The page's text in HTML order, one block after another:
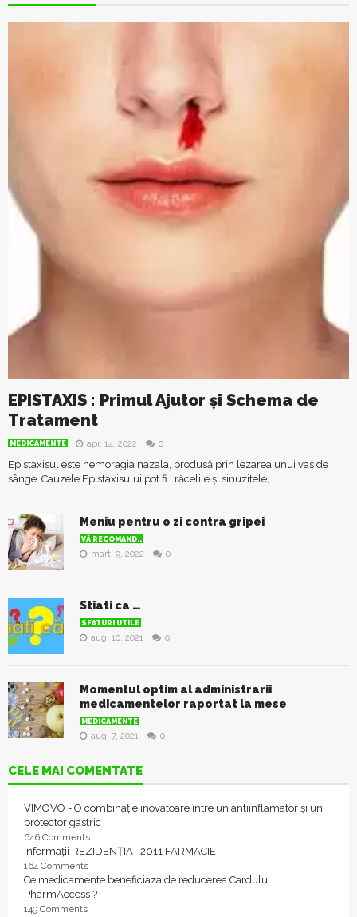
EPISTAXIS : Primul Ajutor și Schema de
Tratament
MEDICAMENTE apr. 14, 2022 0
Epistaxisul este hemoragia nazala, produsă prin lezarea unui vas de
sânge. Cauzele Epistaxisului pot fi : răcelile și sinuzitele,...
Meniu pentru o zi contra gripei
VĂ RECOMAND..
mart. 9, 2022 0
Stiati ca …
SFATURI UTILE
aug. 10, 2021 0
Momentul optim al administrarii
medicamentelor raportat la mese
MEDICAMENTE
aug. 7, 2021 0
CELE MAI COMENTATE
VIMOVO - O combinație inovatoare între un antiinflamator și un
protector gastric
646 Comments
Informații REZIDENȚIAT 2011 FARMACIE
164 Comments
Ce medicamente beneficiaza de reducerea Cardului
PharmAccess ?
149 Comments